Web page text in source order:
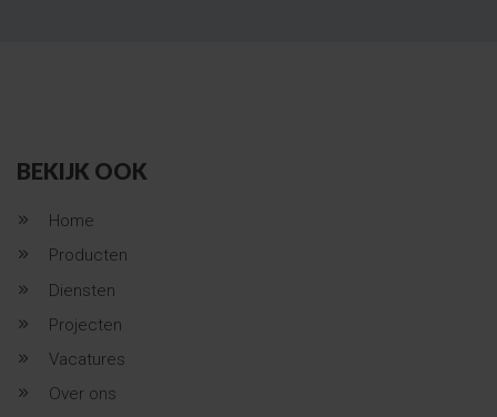
BEKIJK OOK
Home
Producten
Diensten
Projecten
Vacatures
Over ons